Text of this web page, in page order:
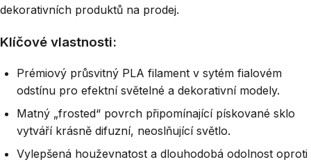
dekorativních produktů na prodej.
Klíčové vlastnosti:
Prémiový průsvitný PLA filament v sytém fialovém
odstínu pro efektní světelné a dekorativní modely.
Matný „frosted“ povrch připomínající pískované sklo
vytváří krásně difuzní, neoslňující světlo.
Vylepšená houževnatost a dlouhodobá odolnost oproti